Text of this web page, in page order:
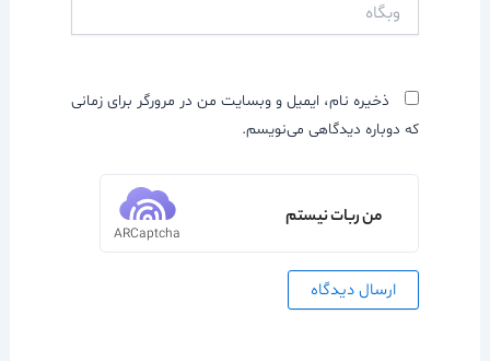
ذخیره نام، ایمیل و وبسایت من در مرورگر برای زمانی
که دوباره دیدگاهی می‌نویسم.
من ربات نیستم
ARCaptcha